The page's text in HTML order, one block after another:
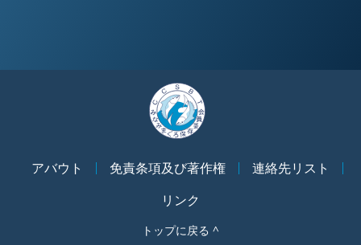
アバウト 免責条項及び著作権
連絡先リスト
リンク
トップに戻る ^